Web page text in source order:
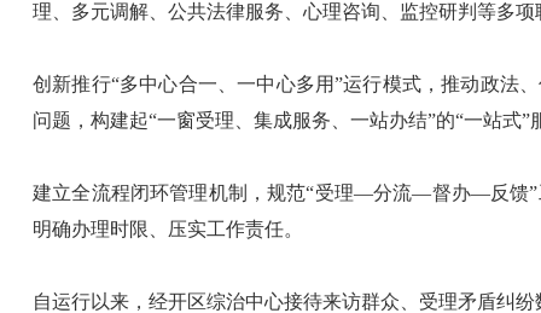
理、多元调解、公共法律服务、心理咨询、监控研判等多
创新推行“多中心合一、一中心多用”运行模式，推动政法
问题，构建起“一窗受理、集成服务、一站办结”的“一站式”
建立全流程闭环管理机制，规范“受理—分流—督办—反馈”
明确办理时限、压实工作责任。
自运行以来，经开区综治中心接待来访群众、受理矛盾纠